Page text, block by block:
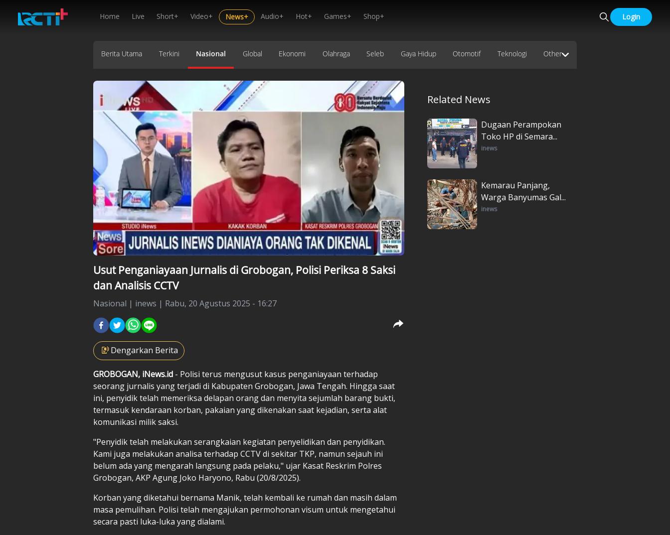
Home Live Short+ Video+ News+ Audio+ Hot+ Games+ Shop+ Login
Berita Utama Terkini Nasional Global Ekonomi Olahraga Seleb Gaya Hidup Otomotif Teknologi Other
Usut Penganiayaan Jurnalis di Grobogan, Polisi Periksa 8 Saksi
dan Analisis CCTV
Nasional | inews | Rabu, 20 Agustus 2025 - 16:27
Dengarkan Berita
GROBOGAN, iNews.id - Polisi terus mengusut kasus penganiayaan terhadap
seorang jurnalis yang terjadi di Kabupaten Grobogan, Jawa Tengah. Hingga saat
ini, penyidik telah memeriksa delapan orang dan menyita sejumlah barang bukti,
termasuk kendaraan korban, pakaian yang dikenakan saat kejadian, serta alat
komunikasi milik saksi.
"Penyidik telah melakukan serangkaian kegiatan penyelidikan dan penyidikan.
Kami juga melakukan analisa terhadap CCTV di sekitar TKP, namun sejauh ini
belum ada yang mengarah langsung pada pelaku," ujar Kasat Reskrim Polres
Grobogan, AKP Agung Joko Haryono, Rabu (20/8/2025).
Korban yang diketahui bernama Manik, telah kembali ke rumah dan masih dalam
masa pemulihan. Polisi telah mengajukan permohonan visum untuk mengetahui
secara pasti luka-luka yang dialami.
Related News
Dugaan Perampokan
Toko HP di Semara...
inews
Kemarau Panjang,
Warga Banyumas Gal...
inews